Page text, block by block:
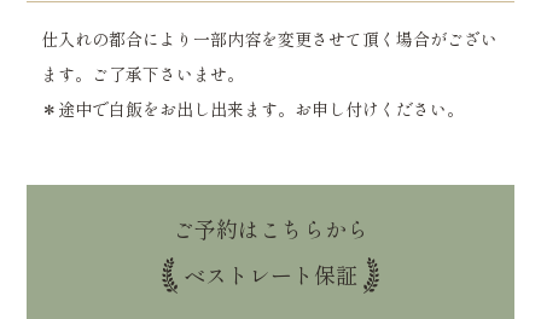
仕入れの都合により一部内容を変更させて頂く場合がござい
ます。ご了承下さいませ。
＊途中で白飯をお出し出来ます。お申し付けください。
ご予約はこちらから
ベストレート保証